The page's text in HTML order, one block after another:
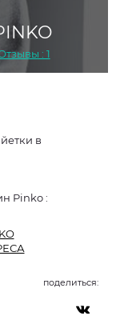
: 1
в
Официальный сайт/интернет-магазин Pinko :
поделиться: